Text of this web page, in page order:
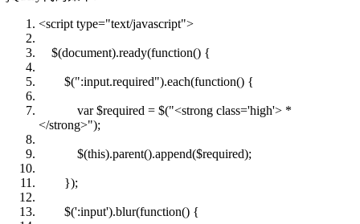
<script type="text/javascript">
$(document).ready(function() {
$(":input.required").each(function() {
var$required = $("<strong class='high'> *
</strong>");
$(this).parent().append($required);
});
$(':input').blur(function() {